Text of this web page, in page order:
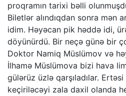
proqramın tarixi bəlli
Biletlər alındıqdan sonra mən
idim. Həyəcan pik həddə idi,
döyünürdü. Bir neçə günə bir
Doktor Namiq Müslümov və
İlhamə Müslümova bizi hava
gülərüz üzlə qarşıladılar.
keçiriləcəyi zala daxil olanda